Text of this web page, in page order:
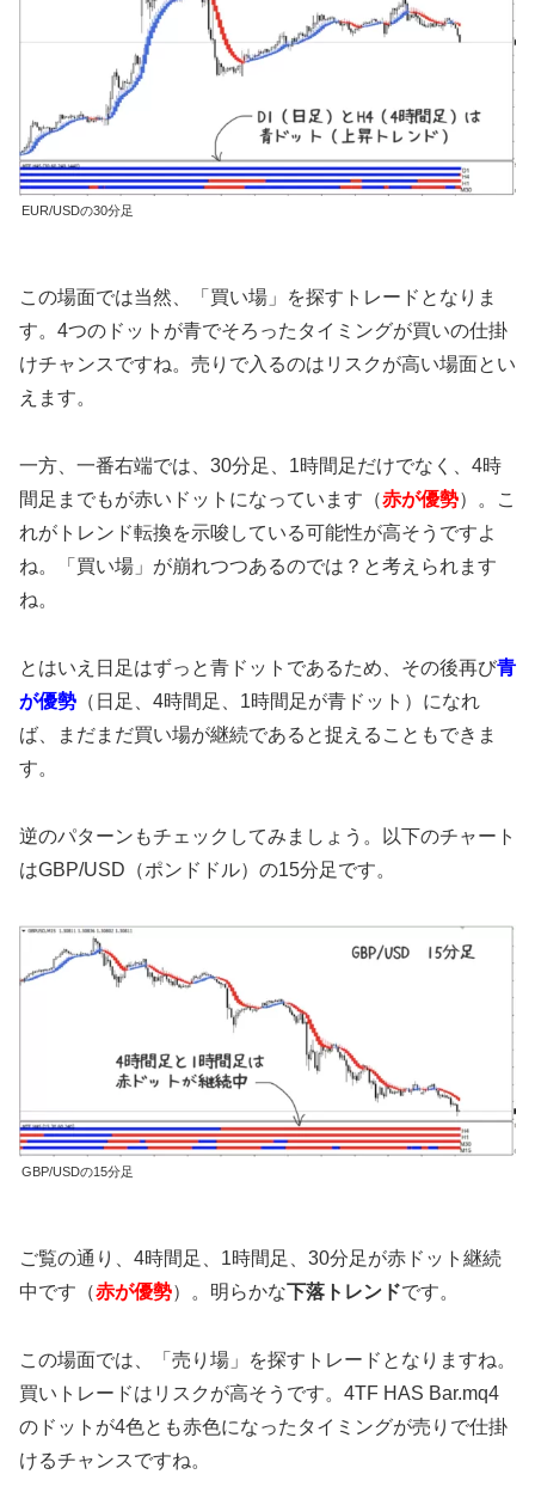
EUR/USDの30分足
この場面では当然、「買い場」を探すトレードとなりま
す。4つのドットが青でそろったタイミングが買いの仕掛
けチャンスですね。売りで入るのはリスクが高い場面とい
えます。
一方、一番右端では、30分足、1時間足だけでなく、4時
間足までもが赤いドットになっています（赤が優勢）。こ
れがトレンド転換を示唆している可能性が高そうですよ
ね。「買い場」が崩れつつあるのでは？と考えられます
ね。
とはいえ日足はずっと青ドットであるため、その後再び青
が優勢 （日足、4時間足、1時間足が青ドット）になれ
ば、まだまだ買い場が継続であると捉えることもできま
す。
逆のパターンもチェックしてみましょう。以下のチャート
はGBP/USD（ポンドドル）の15分足です。
GBP/USDの15分足
ご覧の通り、4時間足、1時間足、30分足が赤ドット継続
中です（赤が優勢）。明らかな下落トレンドです。
この場面では、「売り場」を探すトレードとなりますね。
買いトレードはリスクが高そうです。4TF HAS Bar.mq4
のドットが4色とも赤色になったタイミングが売りで仕掛
けるチャンスですね。